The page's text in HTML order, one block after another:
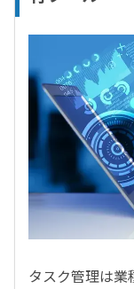
タスク管理は業